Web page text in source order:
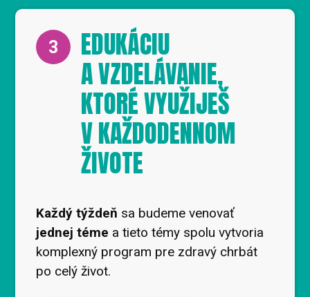
3 EDUKÁCIU
A VZDELÁVANIE,
KTORÉ VYUŽIJEŠ
V KAŽDODENNOM
ŽIVOTE
Každý týždeň sa budeme venovať
jednej téme a tieto témy spolu vytvoria
komplexný program pre zdravý chrbát
po celý život.